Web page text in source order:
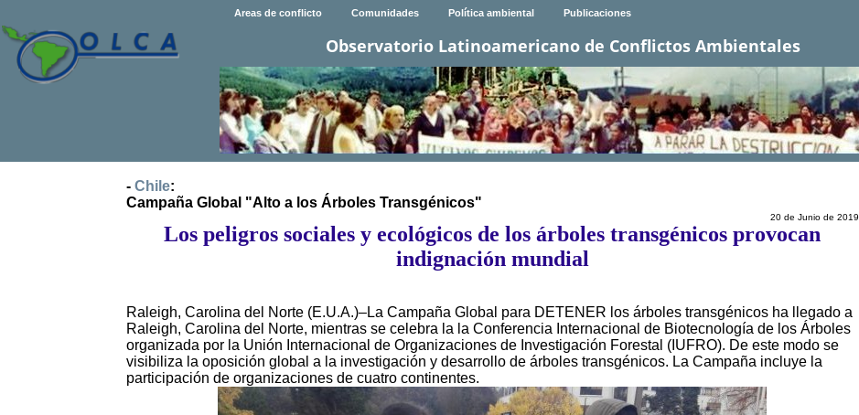
Areas de conflicto Comunidades Política ambiental Publicaciones
Observatorio Latinoamericano de Conflictos Ambientales
- Chile:
Campaña Global "Alto a los Árboles Transgénicos"
20 de Junio de 2019
Los peligros sociales y ecológicos de los árboles transgénicos provocan
indignación mundial
Raleigh, Carolina del Norte (E.U.A.)–La Campaña Global para DETENER los árboles transgénicos ha llegado a
Raleigh, Carolina del Norte, mientras se celebra la la Conferencia Internacional de Biotecnología de los Árboles
organizada por la Unión Internacional de Organizaciones de Investigación Forestal (IUFRO). De este modo se
visibiliza la oposición global a la investigación y desarrollo de árboles transgénicos. La Campaña incluye la
participación de organizaciones de cuatro continentes.